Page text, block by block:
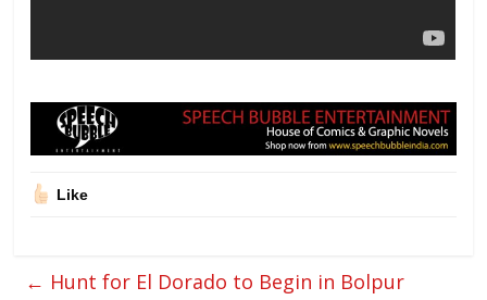
Like
← Hunt for El Dorado to Begin in Bolpur